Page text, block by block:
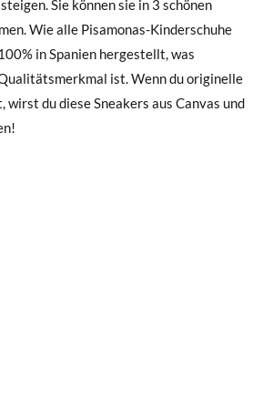
Sie ganz einfach eine kostenlose
zu starten. Wenn Sie als Gast bestellt
sowie die beim Kauf verwendete E-
gesendet.
32 33 34 35 36 37 38